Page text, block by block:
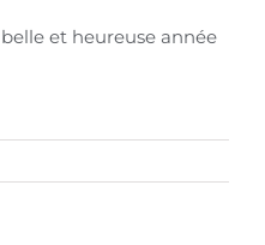
et heureuse année